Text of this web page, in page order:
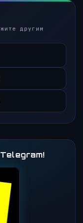
другим
Telegram!